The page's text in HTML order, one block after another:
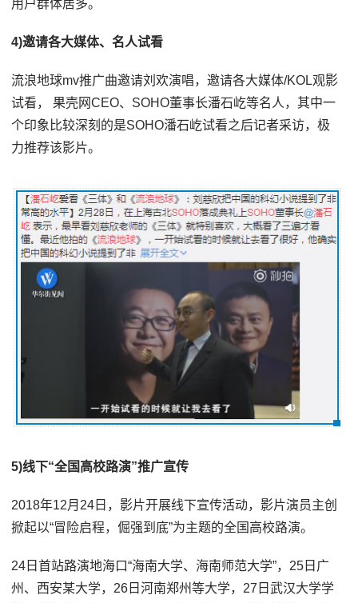
用户群体居多。
4)邀请各大媒体、名人试看
流浪地球mv推广曲邀请刘欢演唱，邀请各大媒体/KOL观影
试看， 果壳网CEO、SOHO董事长潘石屹等名人，其中一
个印象比较深刻的是SOHO潘石屹试看之后记者采访，极
力推荐该影片。
5)线下“全国高校路演”推广宣传
2018年12月24日，影片开展线下宣传活动，影片演员主创
掀起以“冒险启程，倔强到底”为主题的全国高校路演。
24日首站路演地海口“海南大学、海南师范大学”，25日广
州、西安某大学，26日河南郑州等大学，27日武汉大学学